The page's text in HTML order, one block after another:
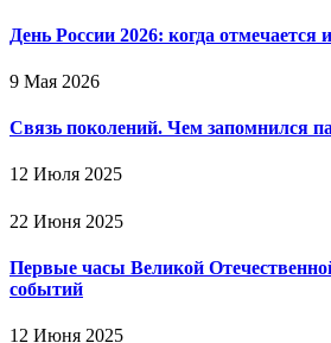
День России 2026: когда отмечается
9 Мая 2026
Связь поколений. Чем запомнился
12 Июля 2025
22 Июня 2025
Первые часы Великой
событий
12 Июня 2025